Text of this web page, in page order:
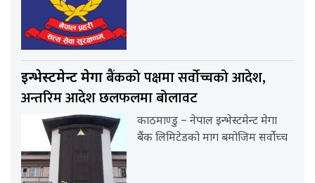
इन्भेस्टमेन्ट मेगाबैंकको पक्षमा सर्वाेच्चको आदेश,
अन्तरिम आदेश छलफलमा बोलावट
काठमाण्डु – नेपाल इन्भेस्टमेन्ट मेगा
बैंक लिमिटेडको माग बमोजिम सर्वोच्च